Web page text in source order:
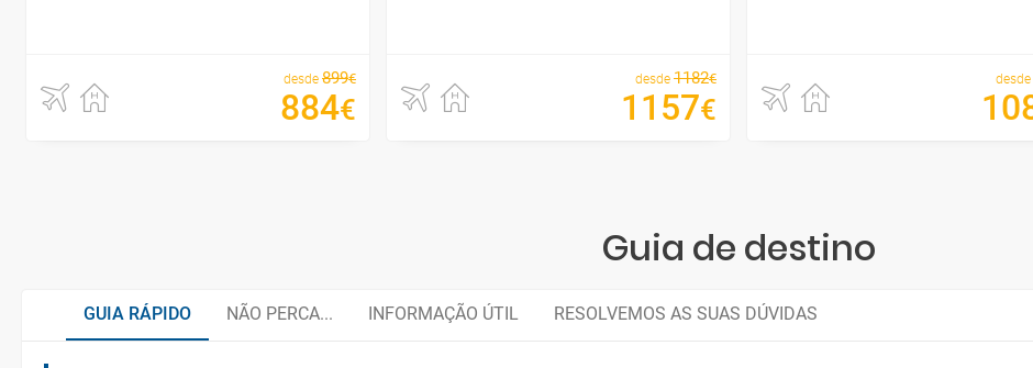
desde 899€
884€
desde 1182€
1157€
desde
Guia de destino
GUIA RÁPIDO NÃO PERCA... INFORMAÇÃO ÚTIL RESOLVEMOS AS SUAS DÚVIDAS